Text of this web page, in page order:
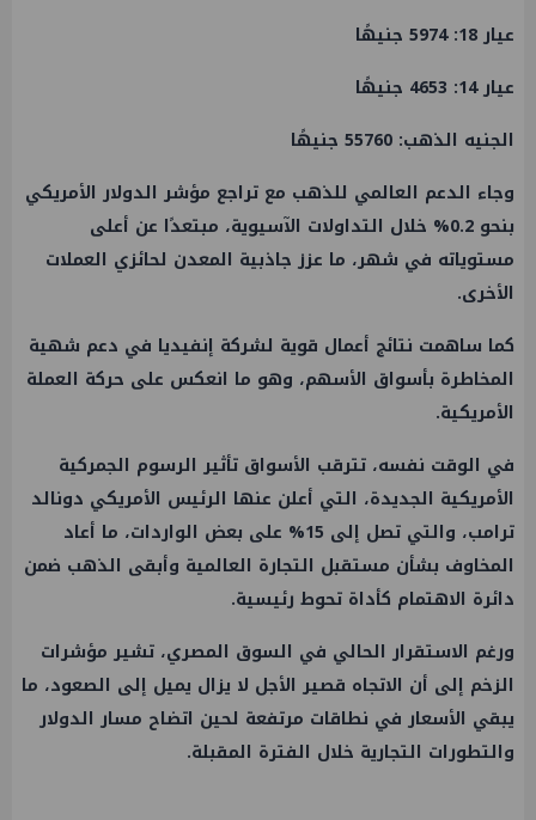
عيار 18: 5974 جنيهًا
عيار 14: 4653 جنيهًا
الجنيه الذهب: 55760 جنيهًا
وجاء الدعم العالمي للذهب مع تراجع مؤشر الدولار الأمريكي
بنحو 0.2% خلال التداولات الآسيوية، مبتعدًا عن أعلى
مستوياته في شهر، ما عزز جاذبية المعدن لحائزي العملات
الأخرى.
كما ساهمت نتائج أعمال قوية لشركة إنفيديا في دعم شهية
المخاطرة بأسواق الأسهم، وهو ما انعكس على حركة العملة
الأمريكية.
في الوقت نفسه، تترقب الأسواق تأثير الرسوم الجمركية
الأمريكية الجديدة، التي أعلن عنها الرئيس الأمريكي دونالد
ترامب، والتي تصل إلى 15% على بعض الواردات، ما أعاد
المخاوف بشأن مستقبل التجارة العالمية وأبقى الذهب ضمن
دائرة الاهتمام كأداة تحوط رئيسية.
ورغم الاستقرار الحالي في السوق المصري، تشير مؤشرات
الزخم إلى أن الاتجاه قصير الأجل لا يزال يميل إلى الصعود، ما
يبقي الأسعار في نطاقات مرتفعة لحين اتضاح مسار الدولار
والتطورات التجارية خلال الفترة المقبلة.